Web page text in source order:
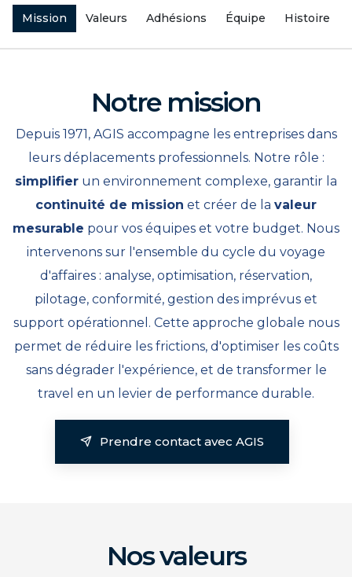
Mission Valeurs Adhésions Équipe Histoire
Notre mission
Depuis 1971, AGIS accompagne les entreprises dans
leurs déplacements professionnels. Notre rôle :
simplifier un environnement complexe, garantir la
continuité de mission et créer de la valeur
mesurable pour vos équipes et votre budget. Nous
intervenons sur l'ensemble du cycle du voyage
d'affaires : analyse, optimisation, réservation,
pilotage, conformité, gestion des imprévus et
support opérationnel. Cette approche globale nous
permet de réduire les frictions, d'optimiser les coûts
sans dégrader l'expérience, et de transformer le
travel en un levier de performance durable.
Prendre contact avec AGIS
Nos valeurs